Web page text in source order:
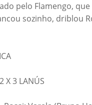
pelo Flamengo,
sozinho, driblou
X 3 LANÚS